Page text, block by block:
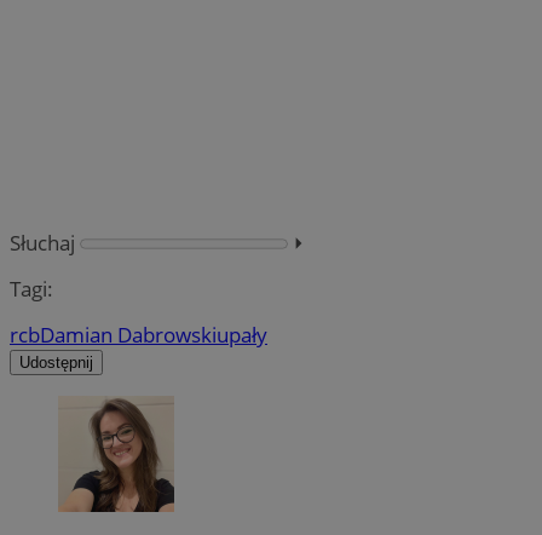
Słuchaj
⏵︎
Tagi:
rcbDamian Dabrowskiupały
Udostępnij